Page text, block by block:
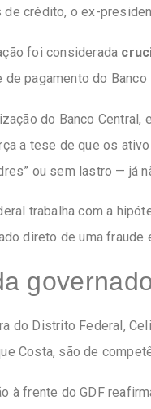
crédito, o ex-
foi considerada
de pagamento do
do Banco
a tese de que os
ou sem lastro — já
trabalha com a
direto de uma fraude
do Distrito Federal,
Costa, são de
à frente do GDF